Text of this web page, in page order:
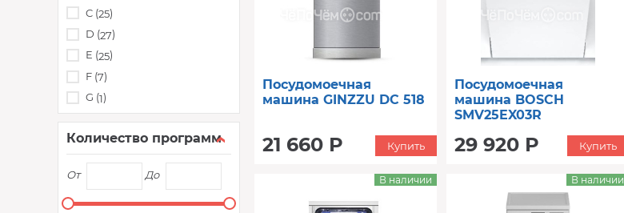
C (25)
D (27)
E (25)
F (7)
G (1)
Количество программ
От До
Посудомоечная
машина GINZZU DC 518
21 660 Р Купить
Посудомоечная
машина BOSCH
SMV25EX03R
29 920 Р Купить
В наличии В наличии